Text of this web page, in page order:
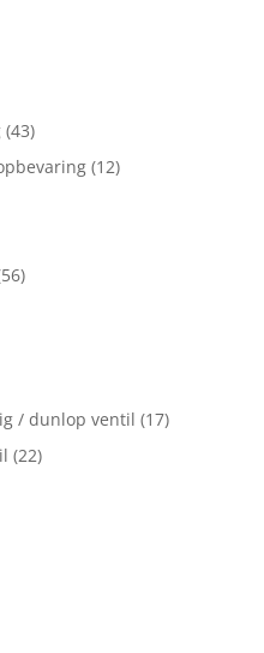
(43)
(12)
/ dunlop ventil (17)
(22)